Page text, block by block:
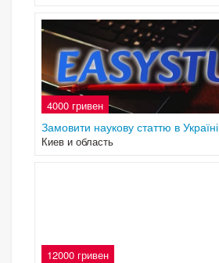
4000 гривен
Замовити наукову статтю в Україні
Киев и область
12000 гривен